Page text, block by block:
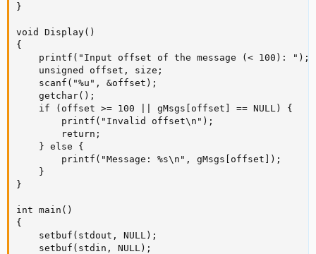
}
void Display()
{
    printf("Input offset of the message (< 100): ");
    unsigned offset, size;
    scanf("%u", &offset);
    getchar();
    if (offset >= 100 || gMsgs[offset] == NULL) {
        printf("Invalid offset\n");
        return;
    } else {
        printf("Message: %s\n", gMsgs[offset]);
    }
}
int main()
{
    setbuf(stdout, NULL);
    setbuf(stdin, NULL);